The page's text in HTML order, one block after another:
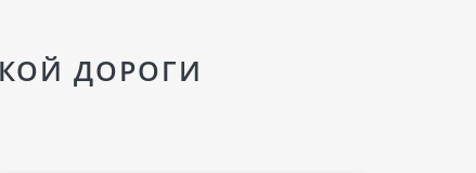
ДОРОГИ